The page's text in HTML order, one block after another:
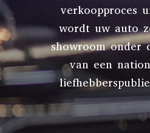
verkoopproces
wordt uw auto
showroom onder
van een